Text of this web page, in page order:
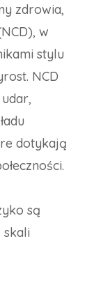
zdrowia,
w
stylu
NCD
dotykają
są
skali